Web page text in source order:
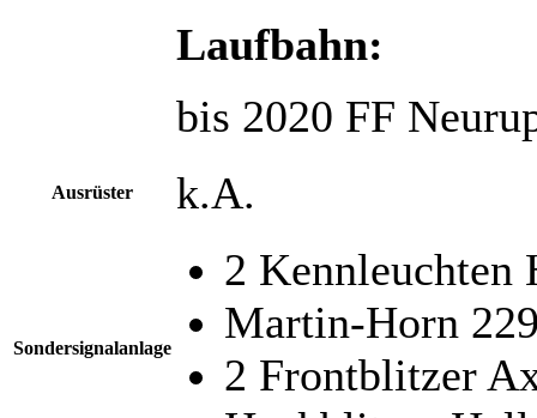
Laufbahn:
bis 2020 FF
Ausrüster k.A.
Sondersignalanlage
2 Kennleuchten
Martin-Horn
2 Frontblitzer